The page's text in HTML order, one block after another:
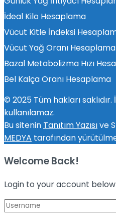
İdeal Kilo Hesaplama
Vücut Kitle İndeksi
Vücut Yağ Oranı Hesaplama
Bazal Metabolizma Hızı
Bel Kalça Oranı Hesaplama
© 2025 Tüm hakları
kullanılamaz.
Bu sitenin Tanıtım Yazısıve
MEDYA tarafından
Welcome Back!
Login to your account below